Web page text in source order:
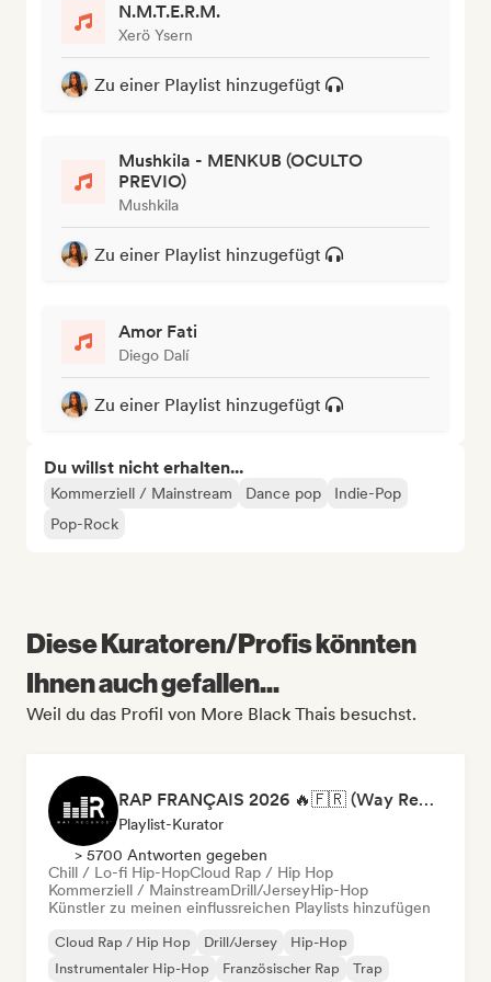
N.M.T.E.R.M.
Xerö Ysern
Zu einer Playlist hinzugefügt
Mushkila - MENKUB (OCULTO
PREVIO)
Mushkila
Zu einer Playlist hinzugefügt
Amor Fati
Diego Dalí
Zu einer Playlist hinzugefügt
Du willst nicht erhalten...
Kommerziell / Mainstream Dance pop
Indie-Pop
Pop-Rock
Diese Kuratoren/Profis könnten
Ihnen auch gefallen...
Weil du das Profil von More Black Thais besuchst.
RAP FRANÇAIS 2026 🔥🇫🇷 (Way Records)
Playlist-Kurator
> 5700 Antworten gegeben
Chill / Lo-fi Hip-HopCloud Rap / Hip Hop
Kommerziell / MainstreamDrill/JerseyHip-Hop
Künstler zu meinen einflussreichen Playlists hinzufügen
Cloud Rap / Hip Hop Drill/Jersey
Hip-Hop
Instrumentaler Hip-Hop
Französischer Rap Trap